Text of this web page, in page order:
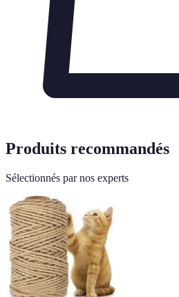
Produits recommandés
Sélectionnés par nos experts